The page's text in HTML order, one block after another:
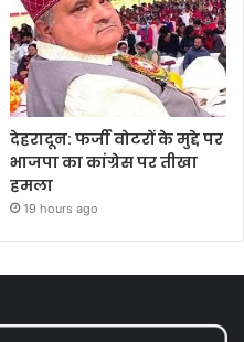
देहरादून: फर्जी वोटरों के मुद्दे पर
भाजपा का कांग्रेस पर तीखा
हमला
19 hours ago